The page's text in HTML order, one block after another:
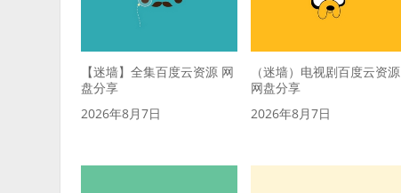
【迷墙】全集百度云资源 网
盘分享
2026年8月7日
（迷墙）电视剧百度云资源
网盘分享
2026年8月7日